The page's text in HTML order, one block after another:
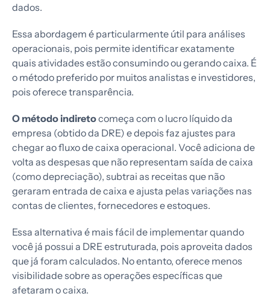
dados.
Essa abordagem é particularmente útil para análises
operacionais, pois permite identificar exatamente
quais atividades estão consumindo ou gerando caixa. É
o método preferido por muitos analistas e investidores,
pois oferece transparência.
O método indiretocomeça com o lucro líquido da
empresa (obtido da DRE) e depois faz ajustes para
chegar ao fluxo de caixa operacional. Você adiciona de
volta as despesas que não representam saída de caixa
(como depreciação), subtrai as receitas que não
geraram entrada de caixa e ajusta pelas variações nas
contas de clientes, fornecedores e estoques.
Essa alternativa é mais fácil de implementar quando
você já possui a DRE estruturada, pois aproveita dados
que já foram calculados. No entanto, oferece menos
visibilidade sobre as operações específicas que
afetaram o caixa.